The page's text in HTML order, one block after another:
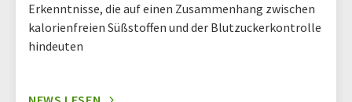
Erkenntnisse, die auf einen Zusammenhang zwischen
kalorienfreien Süßstoffen und der Blutzuckerkontrolle
hindeuten